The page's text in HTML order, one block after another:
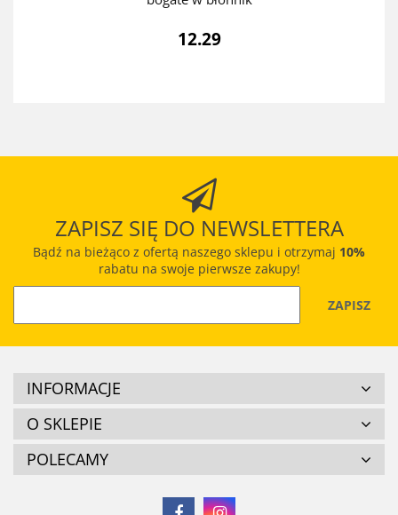
12.29
ZAPISZ SIĘ DO NEWSLETTERA
Bądź na bieżąco z ofertą naszego sklepu i otrzymaj 10%
rabatu na swoje pierwsze zakupy!
INFORMACJE
O SKLEPIE
POLECAMY